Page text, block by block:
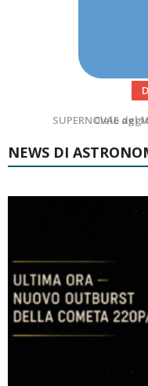
SUPERNOVAE
NEWS DI